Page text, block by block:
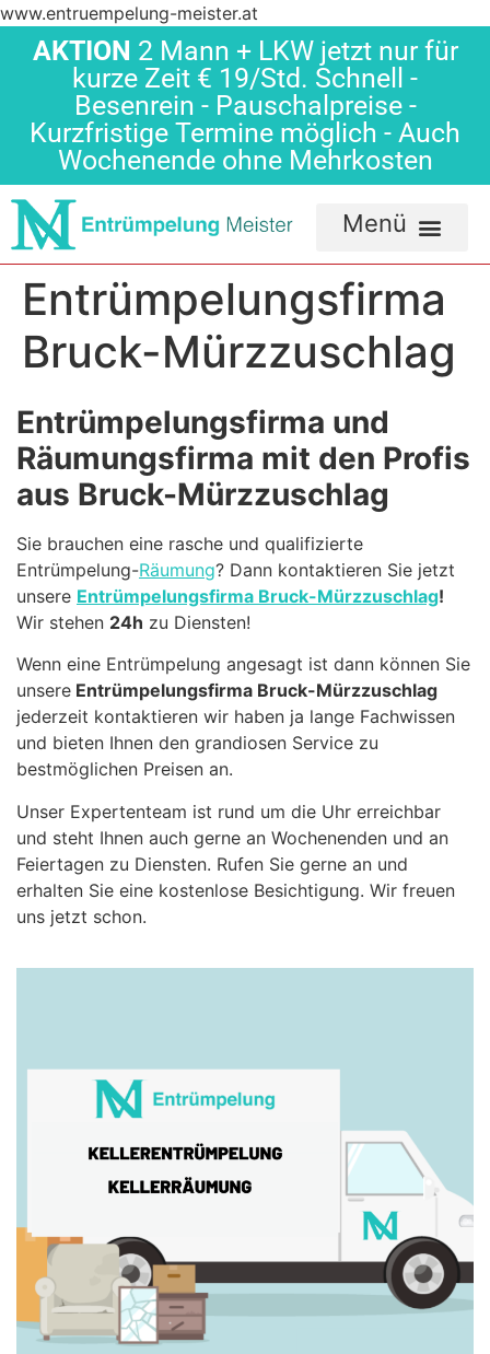
www.entruempelung-meister.at
AKTION 2 Mann + LKW jetzt nur für
kurze Zeit € 19/Std. Schnell -
Besenrein - Pauschalpreise -
Kurzfristige Termine möglich - Auch
Wochenende ohne Mehrkosten
Entrümpelungsfirma
Bruck-Mürzzuschlag
Entrümpelungsfirma und
Räumungsfirma mit den Profis
aus Bruck-Mürzzuschlag
Sie brauchen eine rasche und qualifizierte
Entrümpelung-Räumung? Dann kontaktieren Sie jetzt
unsere Entrümpelungsfirma Bruck-Mürzzuschlag!
Wir stehen 24h zu Diensten!
Wenn eine Entrümpelung angesagt ist dann können Sie
unsere Entrümpelungsfirma Bruck-Mürzzuschlag
jederzeit kontaktieren wir haben ja lange Fachwissen
und bieten Ihnen den grandiosen Service zu
bestmöglichen Preisen an.
Unser Expertenteam ist rund um die Uhr erreichbar
und steht Ihnen auch gerne an Wochenenden und an
Feiertagen zu Diensten. Rufen Sie gerne an und
erhalten Sie eine kostenlose Besichtigung. Wir freuen
uns jetzt schon.